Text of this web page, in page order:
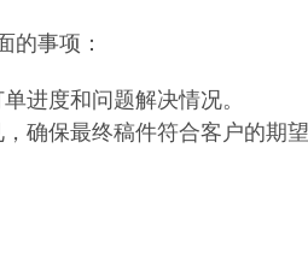
的事项：
进度和问题解决情况。
确保最终稿件符合客户的期望